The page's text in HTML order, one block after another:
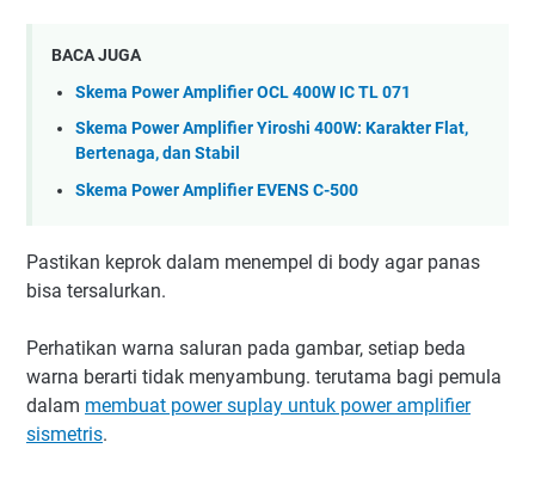
BACA JUGA
Skema Power Amplifier OCL 400W IC TL 071
Skema Power Amplifier Yiroshi 400W: Karakter Flat,
Bertenaga, dan Stabil
Skema Power Amplifier EVENS C-500
Pastikan keprok dalam menempel di body agar panas
bisa tersalurkan.
Perhatikan warna saluran pada gambar, setiap beda
warna berarti tidak menyambung. terutama bagi pemula
dalam membuat power suplay untuk power amplifier
sismetris.